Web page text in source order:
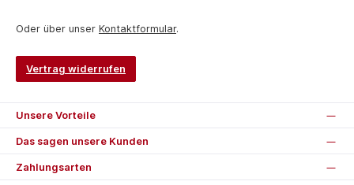
Oder über unser Kontaktformular.
Vertrag widerrufen
Unsere Vorteile
Das sagen unsere Kunden
Zahlungsarten